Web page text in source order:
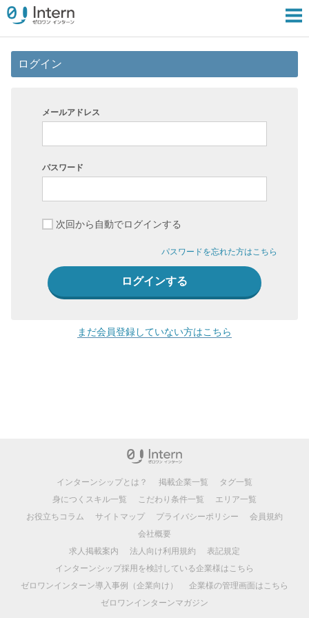
ログイン
メールアドレス
パスワード
次回から自動でログインする
パスワードを忘れた方はこちら
まだ会員登録していない方はこちら
インターンシップとは？ 掲載企業一覧
タグ一覧
身につくスキル一覧
こだわり条件一覧
エリア一覧
お役立ちコラム
サイトマップ プライバシーポリシー
会員規約
会社概要
求人掲載案内
法人向け利用規約
表記規定
インターンシップ採用を検討している企業様はこちら
ゼロワンインターン導入事例（企業向け）
企業様の管理画面はこちら
ゼロワンインターンマガジン